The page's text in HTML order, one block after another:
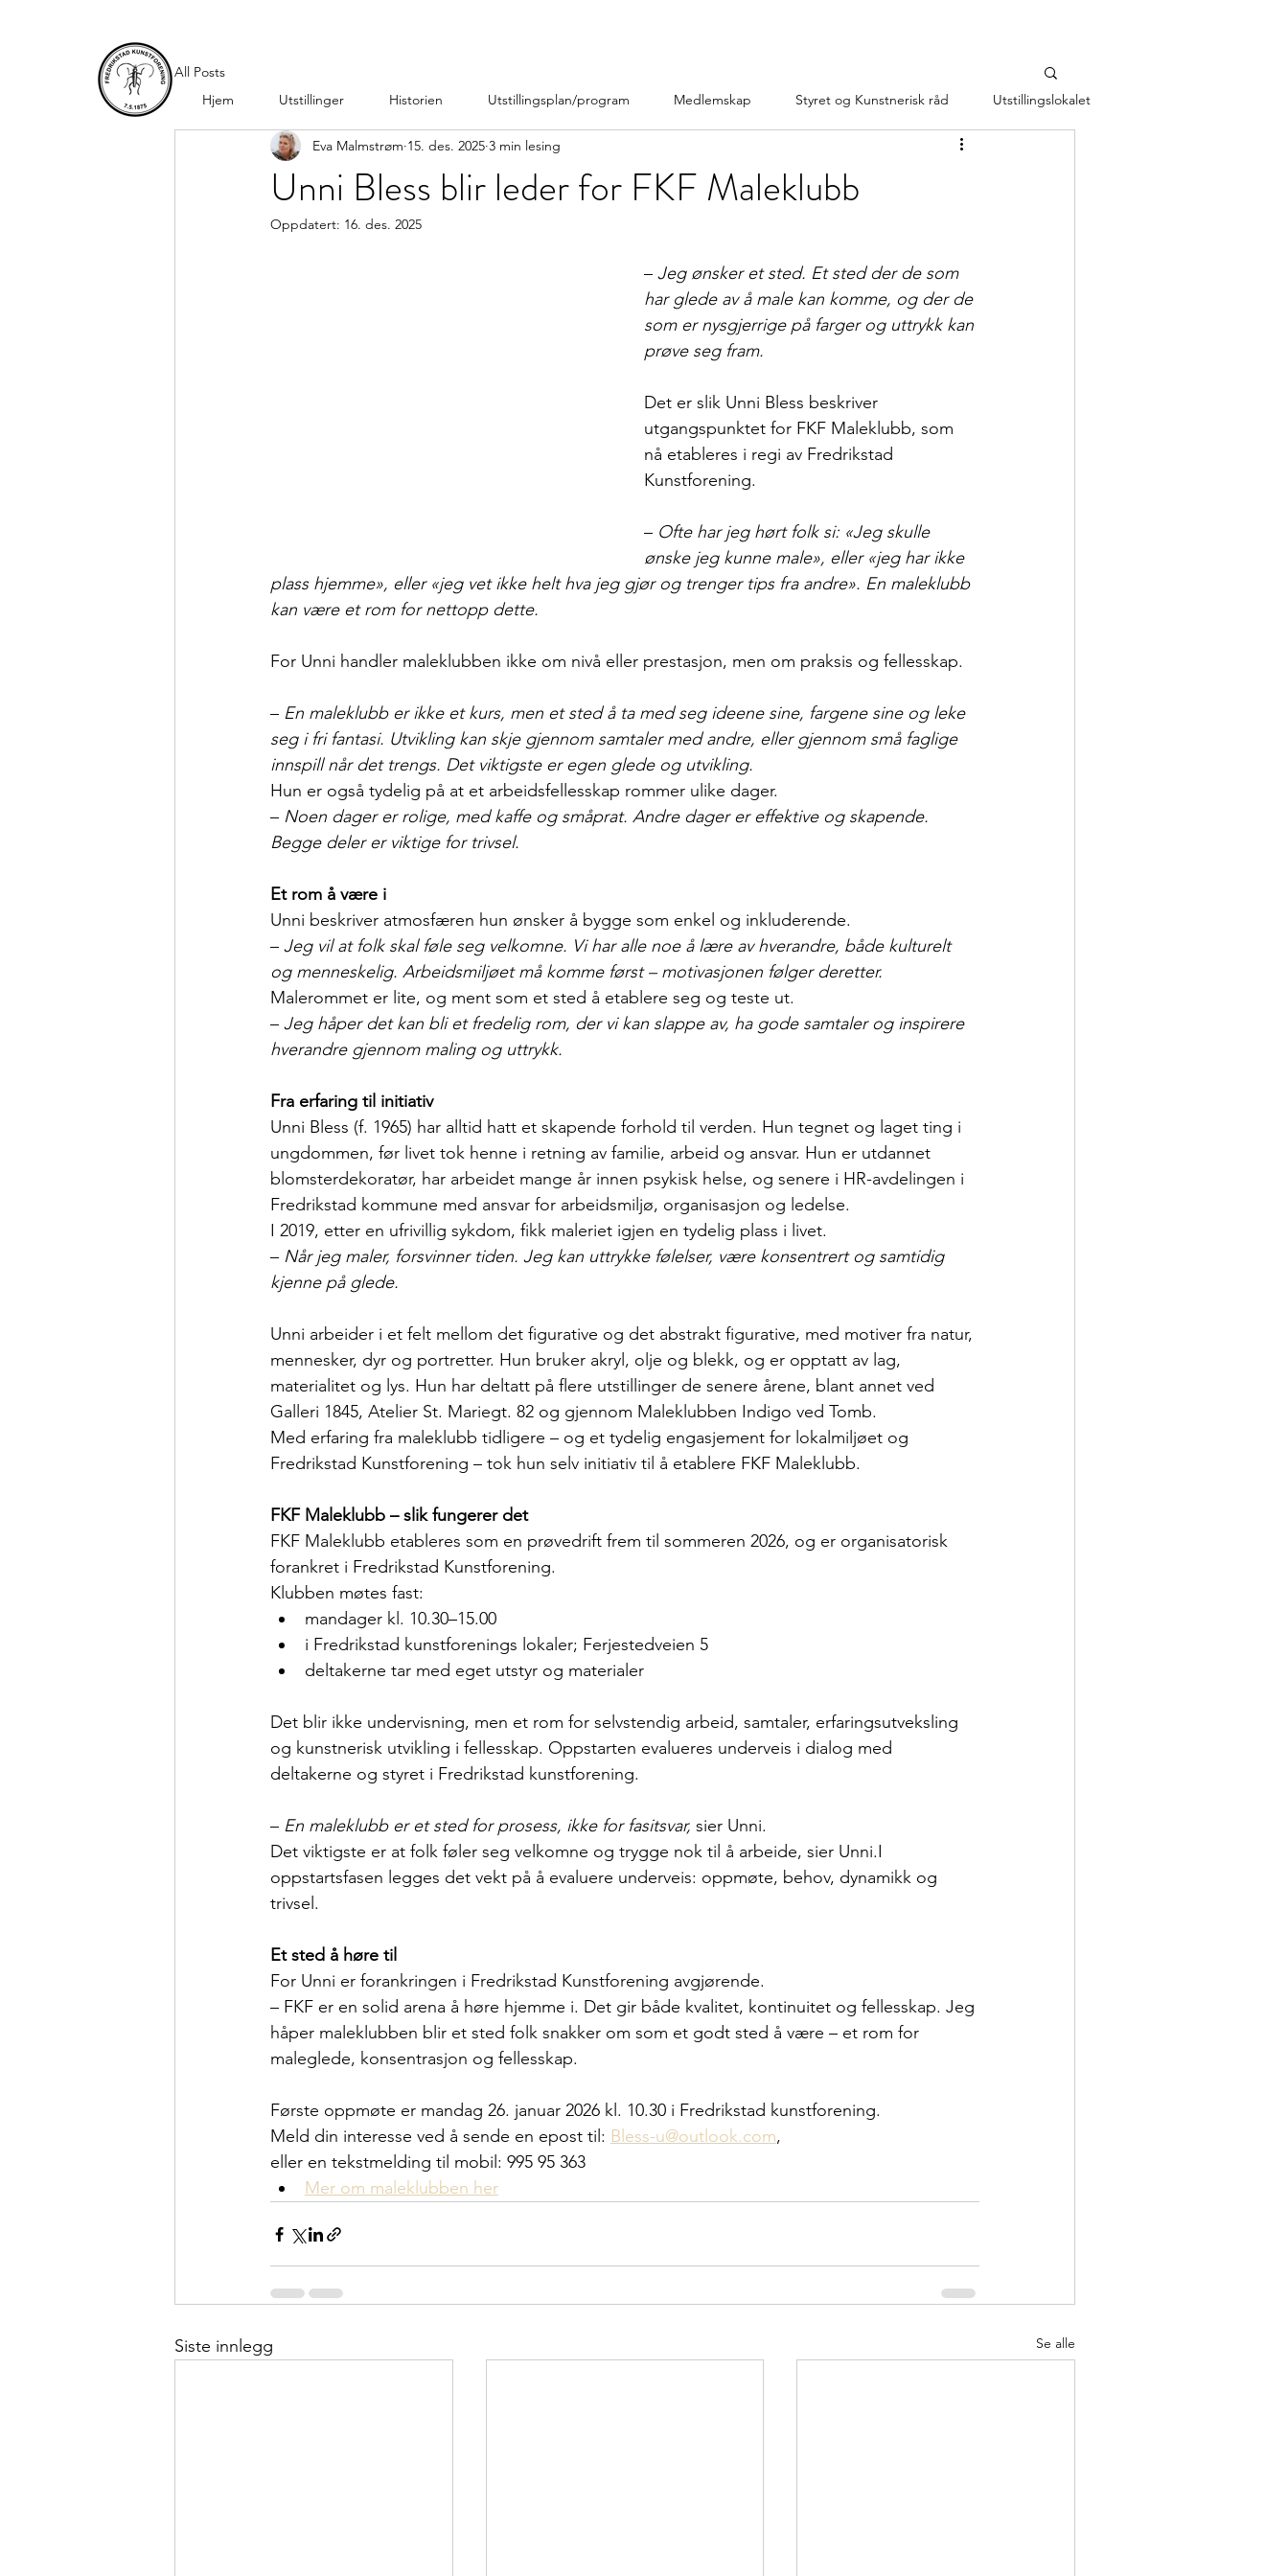
All Posts
Unni Bless blir leder for FKF Maleklubb
Eva Malmstrøm 15. des. 2025 3 min lesing
Oppdatert: 16. des. 2025
– Jeg ønsker et sted. Et sted der de som
har glede av å male kan komme, og der de
som er nysgjerrige på farger og uttrykk kan
prøve seg fram.
Det er slik Unni Bless beskriver
utgangspunktet for FKF Maleklubb, som
nå etableres i regi av Fredrikstad
Kunstforening.
– Ofte har jeg hørt folk si: «Jeg skulle
ønske jeg kunne male», eller «jeg har ikke
plass hjemme», eller «jeg vet ikke helt hva jeg gjør og trenger tips fra andre». En maleklubb
kan være et rom for nettopp dette.
For Unni handler maleklubben ikke om nivå eller prestasjon, men om praksis og fellesskap.
– En maleklubb er ikke et kurs, men et sted å ta med seg ideene sine, fargene sine og leke
seg i fri fantasi. Utvikling kan skje gjennom samtaler med andre, eller gjennom små faglige
innspill når det trengs. Det viktigste er egen glede og utvikling.
Hun er også tydelig på at et arbeidsfellesskap rommer ulike dager.
– Noen dager er rolige, med kaffe og småprat. Andre dager er effektive og skapende.
Begge deler er viktige for trivsel.
Et rom å være i
Unni beskriver atmosfæren hun ønsker å bygge som enkel og inkluderende.
– Jeg vil at folk skal føle seg velkomne. Vi har alle noe å lære av hverandre, både kulturelt
og menneskelig. Arbeidsmiljøet må komme først – motivasjonen følger deretter.
Malerommet er lite, og ment som et sted å etablere seg og teste ut.
– Jeg håper det kan bli et fredelig rom, der vi kan slappe av, ha gode samtaler og inspirere
hverandre gjennom maling og uttrykk.
Fra erfaring til initiativ
Unni Bless (f. 1965) har alltid hatt et skapende forhold til verden. Hun tegnet og laget ting i
ungdommen, før livet tok henne i retning av familie, arbeid og ansvar. Hun er utdannet
blomsterdekoratør, har arbeidet mange år innen psykisk helse, og senere i HR-avdelingen i
Fredrikstad kommune med ansvar for arbeidsmiljø, organisasjon og ledelse.
I 2019, etter en ufrivillig sykdom, fikk maleriet igjen en tydelig plass i livet.
– Når jeg maler, forsvinner tiden. Jeg kan uttrykke følelser, være konsentrert og samtidig
kjenne på glede.
Unni arbeider i et felt mellom det figurative og det abstrakt figurative, med motiver fra natur,
mennesker, dyr og portretter. Hun bruker akryl, olje og blekk, og er opptatt av lag,
materialitet og lys. Hun har deltatt på flere utstillinger de senere årene, blant annet ved
Galleri 1845, Atelier St. Mariegt. 82 og gjennom Maleklubben Indigo ved Tomb.
Med erfaring fra maleklubb tidligere – og et tydelig engasjement for lokalmiljøet og
Fredrikstad Kunstforening – tok hun selv initiativ til å etablere FKF Maleklubb.
FKF Maleklubb – slik fungerer det
FKF Maleklubb etableres som en prøvedrift frem til sommeren 2026, og er organisatorisk
forankret i Fredrikstad Kunstforening.
Klubben møtes fast:
mandager kl. 10.30–15.00
i Fredrikstad kunstforenings lokaler; Ferjestedveien 5
deltakerne tar med eget utstyr og materialer
Det blir ikke undervisning, men et rom for selvstendig arbeid, samtaler, erfaringsutveksling
og kunstnerisk utvikling i fellesskap. Oppstarten evalueres underveis i dialog med
deltakerne og styret i Fredrikstad kunstforening.
– En maleklubb er et sted for prosess, ikke for fasitsvar, sier Unni.
Det viktigste er at folk føler seg velkomne og trygge nok til å arbeide, sier Unni.I
oppstartsfasen legges det vekt på å evaluere underveis: oppmøte, behov, dynamikk og
trivsel.
Et sted å høre til
For Unni er forankringen i Fredrikstad Kunstforening avgjørende.
– FKF er en solid arena å høre hjemme i. Det gir både kvalitet, kontinuitet og fellesskap. Jeg
håper maleklubben blir et sted folk snakker om som et godt sted å være – et rom for
maleglede, konsentrasjon og fellesskap.
Første oppmøte er mandag 26. januar 2026 kl. 10.30 i Fredrikstad kunstforening.
Meld din interesse ved å sende en epost til: Bless-u@outlook.com,
eller en tekstmelding til mobil: 995 95 363
Mer om maleklubben her
Siste innlegg Se alle
Hjem Utstillinger Historien Utstillingsplan/program Medlemskap Styret og Kunstnerisk råd Utstillingslokalet